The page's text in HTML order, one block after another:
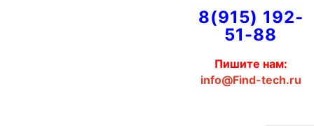
8(915) 192-
51-88
Пишите нам:
info@Find-tech.ru